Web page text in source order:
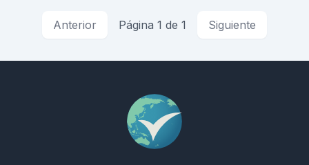
Anterior Página 1 de 1 Siguiente